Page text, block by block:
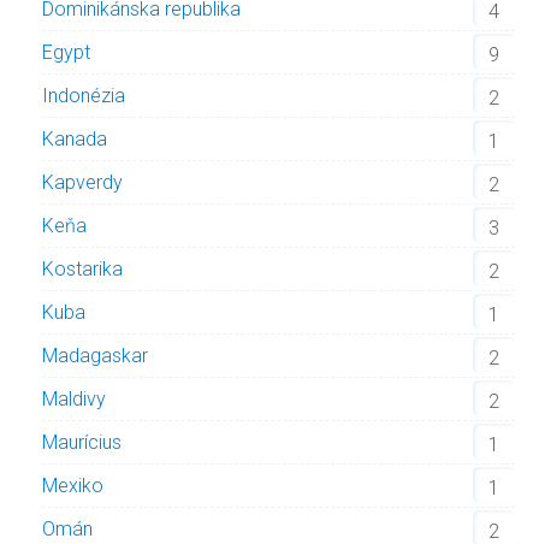
Dominikánska republika
4
Egypt
9
Indonézia
2
Kanada
1
Kapverdy
2
Keňa
3
Kostarika
2
Kuba
1
Madagaskar
2
Maldivy
2
Maurícius
1
Mexiko
1
Omán
2